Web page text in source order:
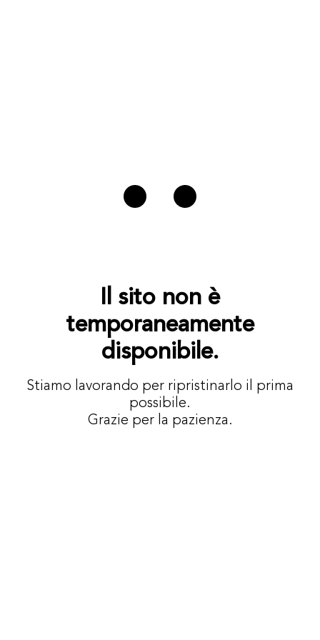
Il sito non è
temporaneamente
disponibile.
Stiamo lavorando per ripristinarlo il prima
possibile.
Grazie per la pazienza.